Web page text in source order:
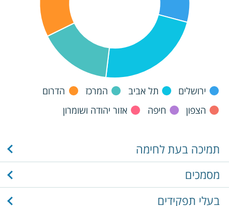
ירושלים תל אביב המרכז
הדרום
הצפון
חיפה אזור יהודה ושומרון
תמיכה בעת לחימה
מסמכים
בעלי תפקידים